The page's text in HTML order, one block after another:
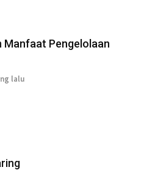
Manfaat Pengelolaan
lalu